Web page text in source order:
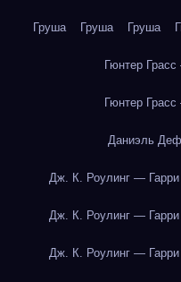
Груша Груша Груша
Гюнтер
Гюнтер
Даниэль
Дж. К. Роулинг —
Дж. К. Роулинг —
Дж. К. Роулинг —